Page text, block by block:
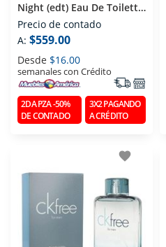
Night (edt) Eau De Toilette
100 Ml
Precio de contado
A: $559.00
Desde $16.00
semanales con Crédito
2DA PZA -50%
DE CONTADO
3X2 PAGANDO
A CRÉDITO
favorite